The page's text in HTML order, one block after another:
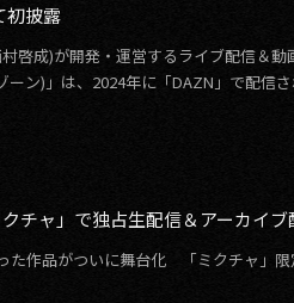
初披露
啓成)が開発・運営するライブ配信＆動
ン)」は、2024年に「DAZN」で配信
チャ」で独占生配信＆アーカイブ
た作品がついに舞台化 「ミクチャ」限